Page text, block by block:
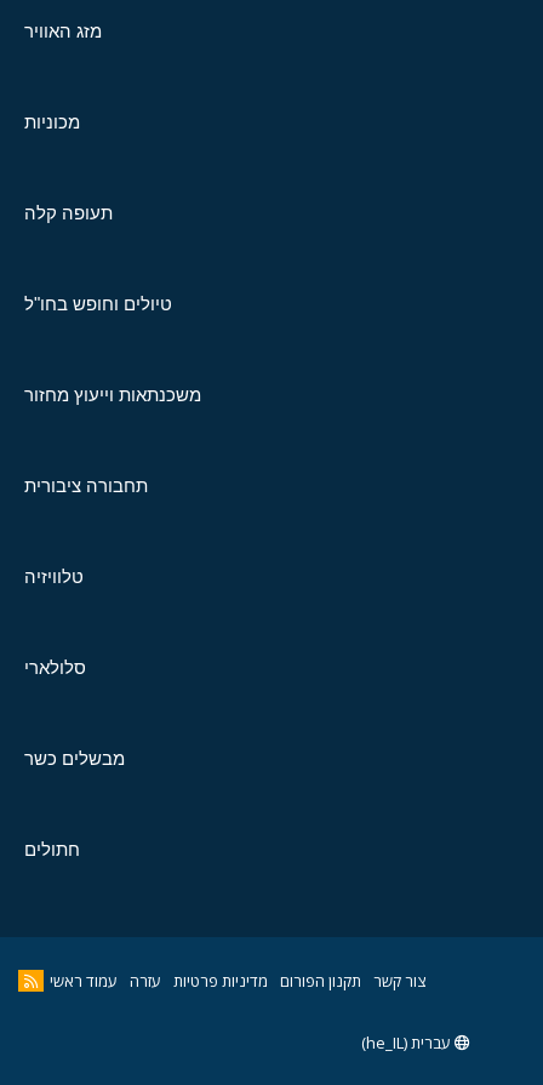
מזג האוויר
מכוניות
תעופה קלה
טיולים וחופש בחו"ל
משכנתאות וייעוץ מחזור
תחבורה ציבורית
טלוויזיה
סלולארי
מבשלים כשר
חתולים
צור קשר תקנון הפורום מדיניות פרטיות עזרה עמוד ראשי
עברית (he_IL)